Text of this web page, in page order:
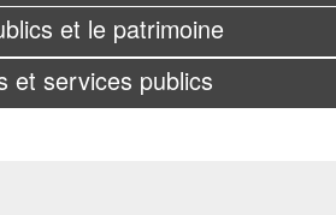
et le patrimoine
et services publics